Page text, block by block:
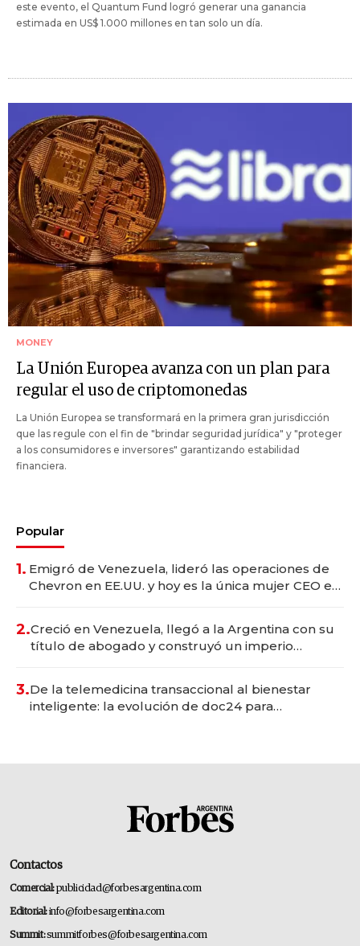
este evento, el Quantum Fund logró generar una ganancia
estimada en US$ 1.000 millones en tan solo un día.
MONEY
La Unión Europea avanza con un plan para
regular el uso de criptomonedas
La Unión Europea se transformará en la primera gran jurisdicción
que las regule con el fin de "brindar seguridad jurídica" y "proteger
a los consumidores e inversores" garantizando estabilidad
financiera.
Popular
1. Emigró de Venezuela, lideró las operaciones de
Chevron en EE.UU. y hoy es la única mujer CEO en
2.Creció en Venezuela, llegó a la Argentina con su
título de abogado y construyó un imperio
3.De la telemedicina transaccional al bienestar
inteligente: la evolución de doc24 para
Contactos
Comercial:publicidad@forbesargentina.com
Editorial:info@forbesargentina.com
Summit:summitforbes@forbesargentina.com